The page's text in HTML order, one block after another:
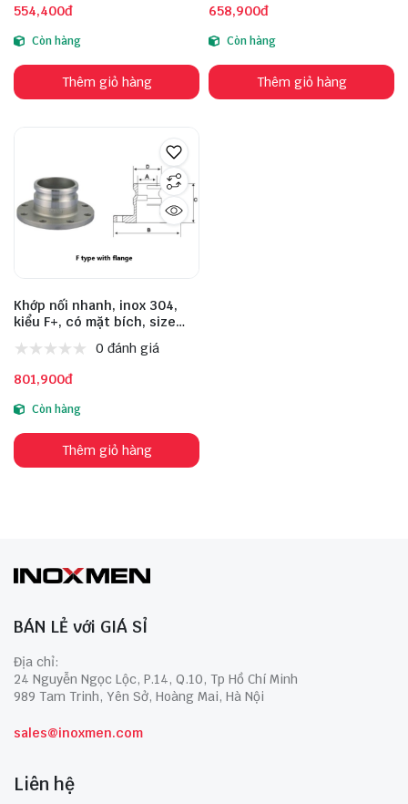
554,400đ
Còn hàng
Thêm giỏ hàng
658,900đ
Còn hàng
Thêm giỏ hàng
Khớp nối nhanh, inox 304,
kiểu F+, có mặt bích, size
0 đánh giá
801,900đ
Còn hàng
Thêm giỏ hàng
BÁN LẺ với GIÁ SỈ
Địa chỉ:
24 Nguyễn Ngọc Lộc, P.14, Q.10, Tp Hồ Chí Minh
989 Tam Trinh, Yên Sở, Hoàng Mai, Hà Nội
sales@inoxmen.com
Liên hệ